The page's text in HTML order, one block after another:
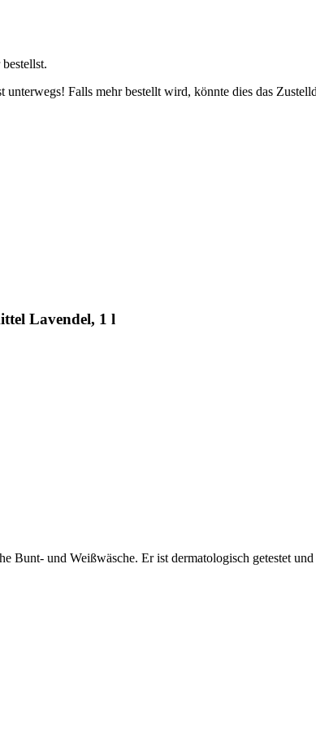
bestellst.
Falls mehr bestellt wird, könnte dies das
Lavendel, 1 l
und Weißwäsche. Er ist dermatologisch getestet